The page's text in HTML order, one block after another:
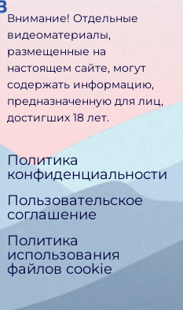
Внимание! Отдельные
видеоматериалы,
размещенные на
настоящем сайте, могут
содержать информацию,
предназначен­ную для лиц,
достигших 18 лет.
Политика
конфиденциальности
Пользовательское
соглашение
Политика
использования
файлов cookie